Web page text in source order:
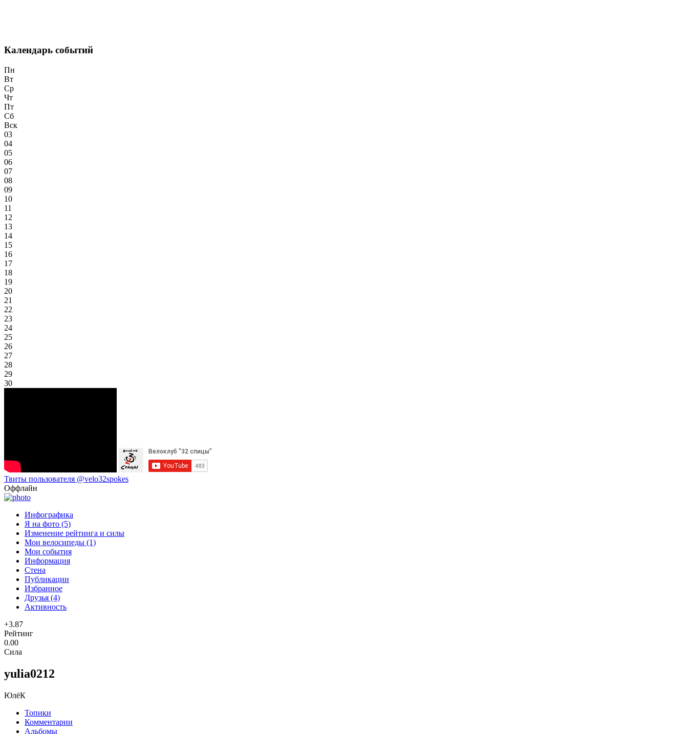
Календарь событий
Пн
Вт
Ср
Чт
Пт
Сб
Вск
03
04
05
06
07
08
09
10
11
12
13
14
15
16
17
18
19
20
21
22
23
24
25
26
27
28
29
30
Твиты пользователя @velo32spokes
Оффлайн
Инфографика
Я на фото (5)
Изменение рейтинга и силы
Мои велосипеды (1)
Мои события
Информация
Стена
Публикации
Избранное
Друзья (4)
Активность
+3.87
Рейтинг
0.00
Сила
yulia0212
ЮлёК
Топики
Комментарии
Альбомы